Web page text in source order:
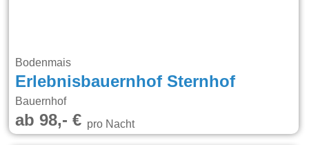
Bodenmais
Erlebnisbauernhof Sternhof
Bauernhof
ab 98,- €pro Nacht